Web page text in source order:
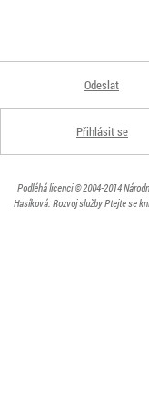
Odeslat
Přihlásit se
Podléhá licenci© 2004-2014
Hasíková. Rozvoj služby Ptejte se